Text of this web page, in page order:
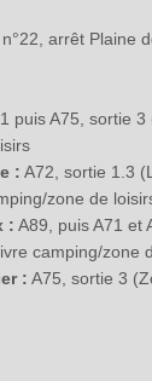
arrêt Plaine
puis A75, sortie
: A72, sortie 1.3
zone de
: A89, puis A71 et
camping/zone
: A75, sortie 3